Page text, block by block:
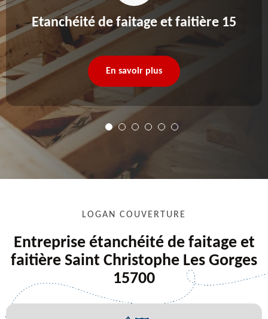
Etanchéité de faitage et faitière 15
En savoir plus
LOGAN COUVERTURE
Entreprise étanchéité de faitage et
faitière Saint Christophe Les Gorges
15700